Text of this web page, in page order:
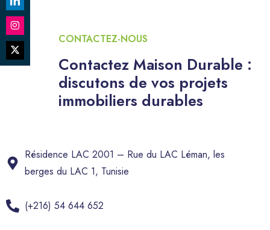
CONTACTEZ-NOUS
Contactez Maison Durable :
discutons de vos projets
immobiliers durables
Résidence LAC 2001 – Rue du LAC Léman, les
berges du LAC 1, Tunisie
(+216) 54 644 652
on
Facebook
Share
on
LinkedIn
Share
on
Share